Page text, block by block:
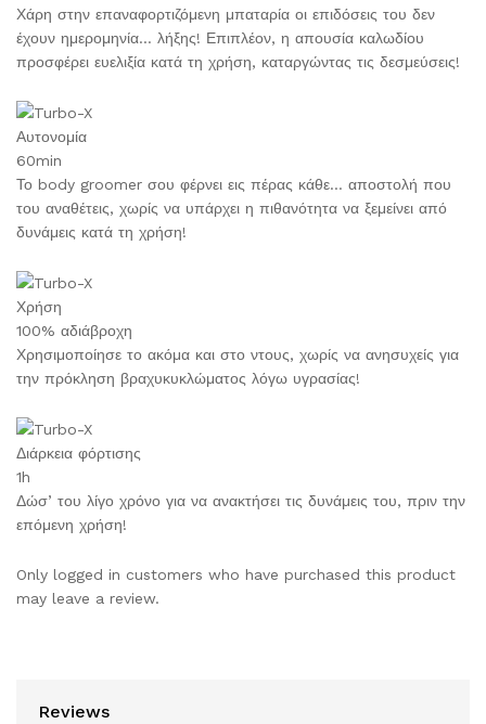
Χάρη στην επαναφορτιζόμενη μπαταρία οι επιδόσεις του δεν
έχουν ημερομηνία… λήξης! Επιπλέον, η απουσία καλωδίου
προσφέρει ευελιξία κατά τη χρήση, καταργώντας τις δεσμεύσεις!
Αυτονομία
60min
Το body groomer σου φέρνει εις πέρας κάθε… αποστολή που
του αναθέτεις, χωρίς να υπάρχει η πιθανότητα να ξεμείνει από
δυνάμεις κατά τη χρήση!
Χρήση
100% αδιάβροχη
Χρησιμοποίησε το ακόμα και στο ντους, χωρίς να ανησυχείς για
την πρόκληση βραχυκυκλώματος λόγω υγρασίας!
Διάρκεια φόρτισης
1h
Δώσ’ του λίγο χρόνο για να ανακτήσει τις δυνάμεις του, πριν την
επόμενη χρήση!
Only logged in customers who have purchased this product
may leave a review.
Reviews